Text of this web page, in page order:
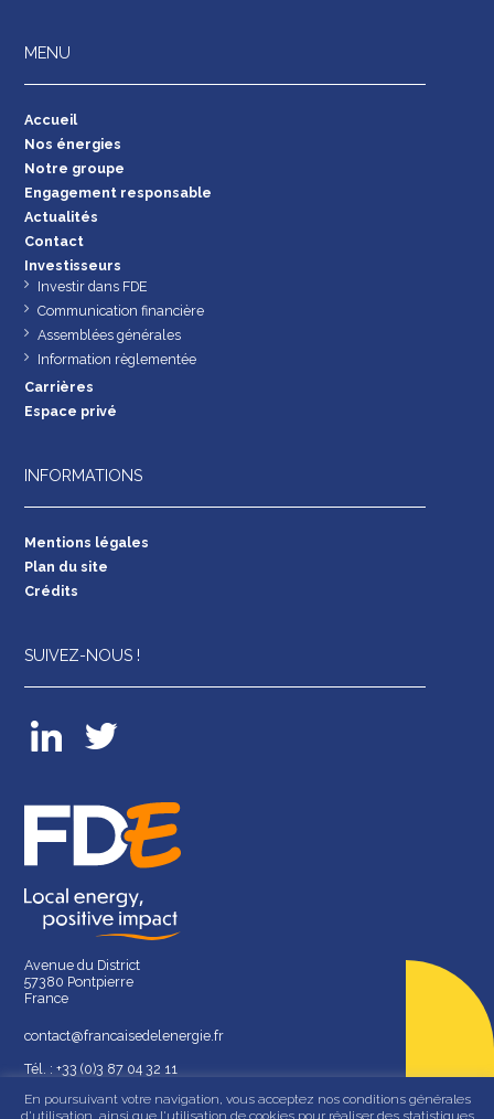
MENU
Accueil
Nos énergies
Notre groupe
Engagement responsable
Actualités
Contact
Investisseurs
Investir dans FDE
Communication financière
Assemblées générales
Information règlementée
Carrières
Espace privé
INFORMATIONS
Mentions légales
Plan du site
Crédits
SUIVEZ-NOUS !
Avenue du District
57380 Pontpierre
France
contact@francaisedelenergie.fr
Tél. : +33 (0)3 87 04 32 11
En poursuivant votre navigation, vous acceptez nos conditions générales
d'utilisation, ainsi que l'utilisation de cookies pour réaliser des statistiques